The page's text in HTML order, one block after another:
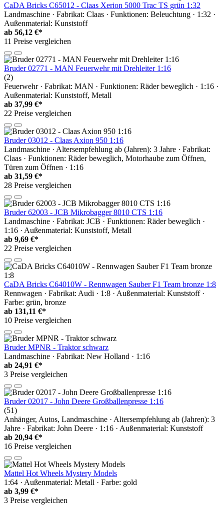
CaDA Bricks C65012 - Claas Xerion 5000 Trac TS grün 1:32
Landmaschine · Fabrikat: Claas · Funktionen: Beleuchtung · 1:32 ·
Außenmaterial: Kunststoff
ab 56,12 €*
11 Preise vergleichen
Bruder 02771 - MAN Feuerwehr mit Drehleiter 1:16
(2)
Feuerwehr · Fabrikat: MAN · Funktionen: Räder beweglich · 1:16 ·
Außenmaterial: Kunststoff, Metall
ab 37,99 €*
22 Preise vergleichen
Bruder 03012 - Claas Axion 950 1:16
Landmaschine · Altersempfehlung ab (Jahren): 3 Jahre · Fabrikat:
Claas · Funktionen: Räder beweglich, Motorhaube zum Öffnen,
Türen zum Öffnen · 1:16
ab 31,59 €*
28 Preise vergleichen
Bruder 62003 - JCB Mikrobagger 8010 CTS 1:16
Landmaschine · Fabrikat: JCB · Funktionen: Räder beweglich ·
1:16 · Außenmaterial: Kunststoff, Metall
ab 9,69 €*
22 Preise vergleichen
CaDA Bricks C64010W - Rennwagen Sauber F1 Team bronze 1:8
Rennwagen · Fabrikat: Audi · 1:8 · Außenmaterial: Kunststoff ·
Farbe: grün, bronze
ab 131,11 €*
10 Preise vergleichen
Bruder MPNR - Traktor schwarz
Landmaschine · Fabrikat: New Holland · 1:16
ab 24,91 €*
3 Preise vergleichen
Bruder 02017 - John Deere Großballenpresse 1:16
(51)
Anhänger, Autos, Landmaschine · Altersempfehlung ab (Jahren): 3
Jahre · Fabrikat: John Deere · 1:16 · Außenmaterial: Kunststoff
ab 20,94 €*
16 Preise vergleichen
Mattel Hot Wheels Mystery Models
1:64 · Außenmaterial: Metall · Farbe: gold
ab 3,99 €*
3 Preise vergleichen